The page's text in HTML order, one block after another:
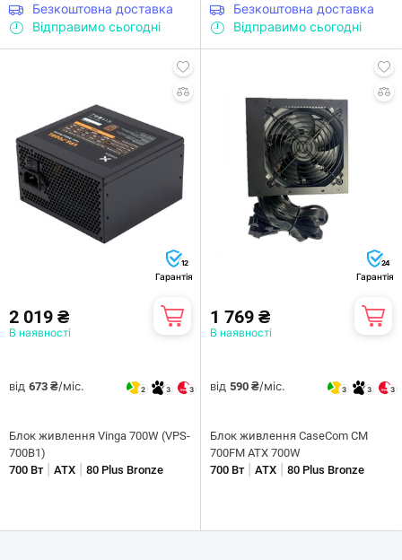
Безкоштовна доставка
Відправимо сьогодні
Безкоштовна доставка
Відправимо сьогодні
12
Гарантія
2 019 ₴
В наявності
від 673 ₴/міс. 2 3 3
Блок живлення Vinga 700W (VPS-
700B1)
700 Вт| ATX 80 Plus Bronze
24
Гарантія
1 769 ₴
В наявності
від 590 ₴/міс. 3 3 3
Блок живлення CaseCom CM
700FM ATX 700W
700 Вт| ATX 80 Plus Bronze